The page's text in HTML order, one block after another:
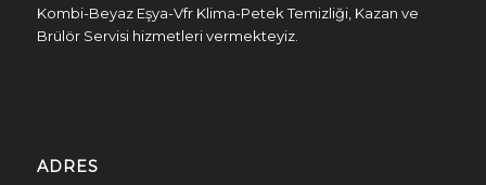
Kombi-Beyaz Eşya-Vfr Klima-Petek Temizliği, Kazan ve
Brülör Servisi hizmetleri vermekteyiz.
ADRES